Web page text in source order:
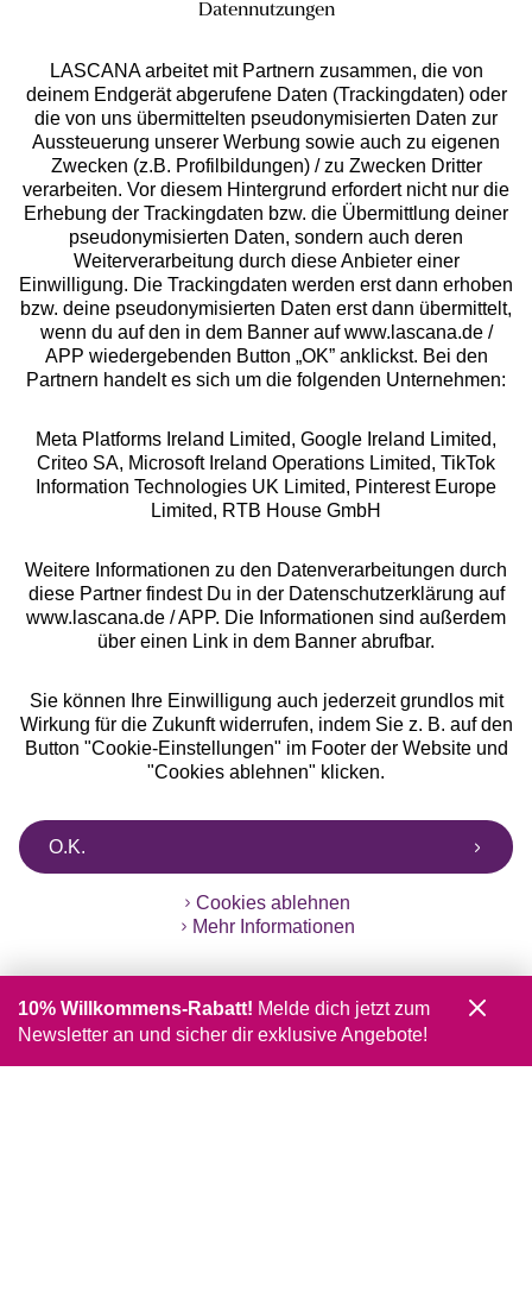
Services
Beratung
Über uns
Rechtliches
Alle Preise inkl. MwSt., zzgl.
Versandkosten
** Bonität vorausgesetzt, berechtigt zur Bonitätsprüfung
Datennutzungen
LASCANA arbeitet mit Partnern zusammen, die von
deinem Endgerät abgerufene Daten (Trackingdaten) oder
die von uns übermittelten pseudonymisierten Daten zur
Aussteuerung unserer Werbung sowie auch zu eigenen
Zwecken (z.B. Profilbildungen) / zu Zwecken Dritter
verarbeiten. Vor diesem Hintergrund erfordert nicht nur die
Erhebung der Trackingdaten bzw. die Übermittlung deiner
pseudonymisierten Daten, sondern auch deren
Weiterverarbeitung durch diese Anbieter einer
Einwilligung. Die Trackingdaten werden erst dann erhoben
bzw. deine pseudonymisierten Daten erst dann übermittelt,
wenn du auf den in dem Banner auf www.lascana.de /
APP wiedergebenden Button „OK” anklickst. Bei den
Partnern handelt es sich um die folgenden Unternehmen:
Meta Platforms Ireland Limited, Google Ireland Limited,
Criteo SA, Microsoft Ireland Operations Limited, TikTok
Information Technologies UK Limited, Pinterest Europe
Limited, RTB House GmbH
Weitere Informationen zu den Datenverarbeitungen durch
diese Partner findest Du in der Datenschutzerklärung auf
www.lascana.de / APP. Die Informationen sind außerdem
über einen Link in dem Banner abrufbar.
Sie können Ihre Einwilligung auch jederzeit grundlos mit
Wirkung für die Zukunft widerrufen, indem Sie z. B. auf den
Button "Cookie-Einstellungen" im Footer der Website und
"Cookies ablehnen" klicken.
O.K.
Cookies ablehnen
Mehr Informationen
10% Willkommens-Rabatt! Melde dich jetzt zum
Newsletter an und sicher dir exklusive Angebote!